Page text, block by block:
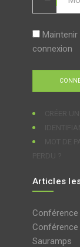
Maintenir
connexion
Articles
Conférence
Sauramps